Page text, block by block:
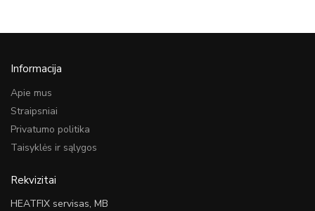
Informacija
Apie mus
Straipsniai
Privatumo politika
Taisyklės ir sąlygos
Rekvizitai
HEATFIX servisas, MB